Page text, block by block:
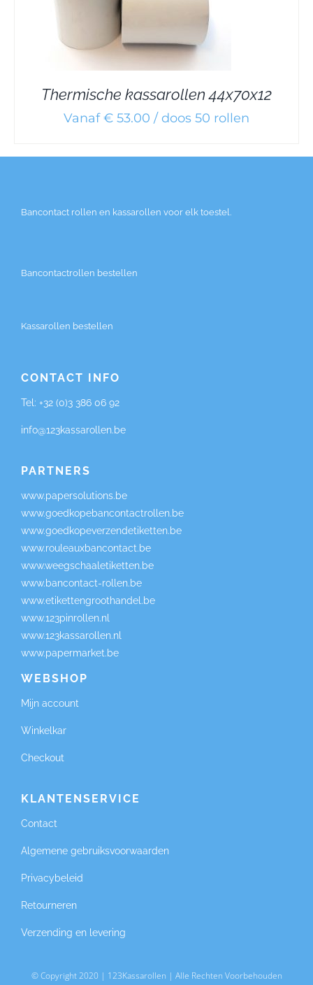
Thermische kassarollen 44x70x12
Vanaf € 53.00 / doos 50 rollen
Bancontact rollen en kassarollen voor elk toestel.
Bancontactrollen bestellen
Kassarollen bestellen
CONTACT INFO
Tel: +32 (0)3 386 06 92
info@123kassarollen.be
PARTNERS
www.papersolutions.be
www.goedkopebancontactrollen.be
www.goedkopeverzendetiketten.be
www.rouleauxbancontact.be
www.weegschaaletiketten.be
www.bancontact-rollen.be
www.etikettengroothandel.be
www.123pinrollen.nl
www.123kassarollen.nl
www.papermarket.be
WEBSHOP
Mijn account
Winkelkar
Checkout
KLANTENSERVICE
Contact
Algemene gebruiksvoorwaarden
Privacybeleid
Retourneren
Verzending en levering
© Copyright 2020 | 123Kassarollen | Alle Rechten Voorbehouden